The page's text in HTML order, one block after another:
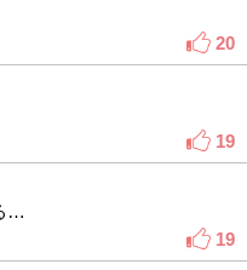
20
19
…
19